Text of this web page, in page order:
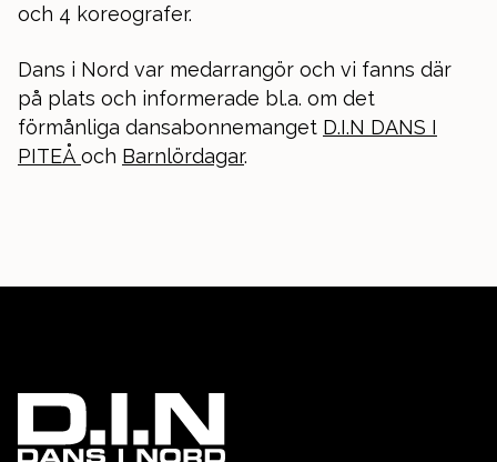
och 4 koreografer.
Dans i Nord var medarrangör och vi fanns där
på plats och informerade bl.a. om det
förmånliga dansabonnemanget D.I.N DANS I
PITEÅ och Barnlördagar.